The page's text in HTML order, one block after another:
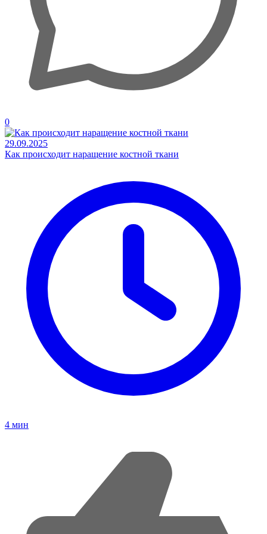
0
29.09.2025
Как происходит наращение костной ткани
4 мин